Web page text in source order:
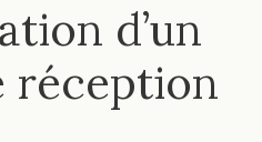
d’un
réception